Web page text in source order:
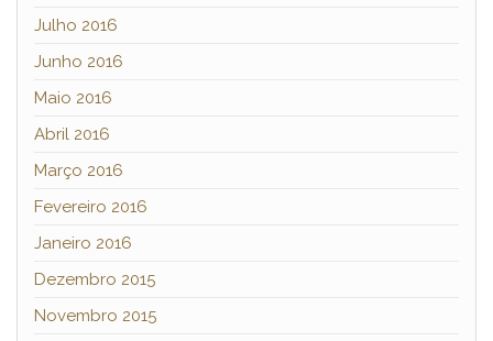
Julho 2016
Junho 2016
Maio 2016
Abril 2016
Março 2016
Fevereiro 2016
Janeiro 2016
Dezembro 2015
Novembro 2015